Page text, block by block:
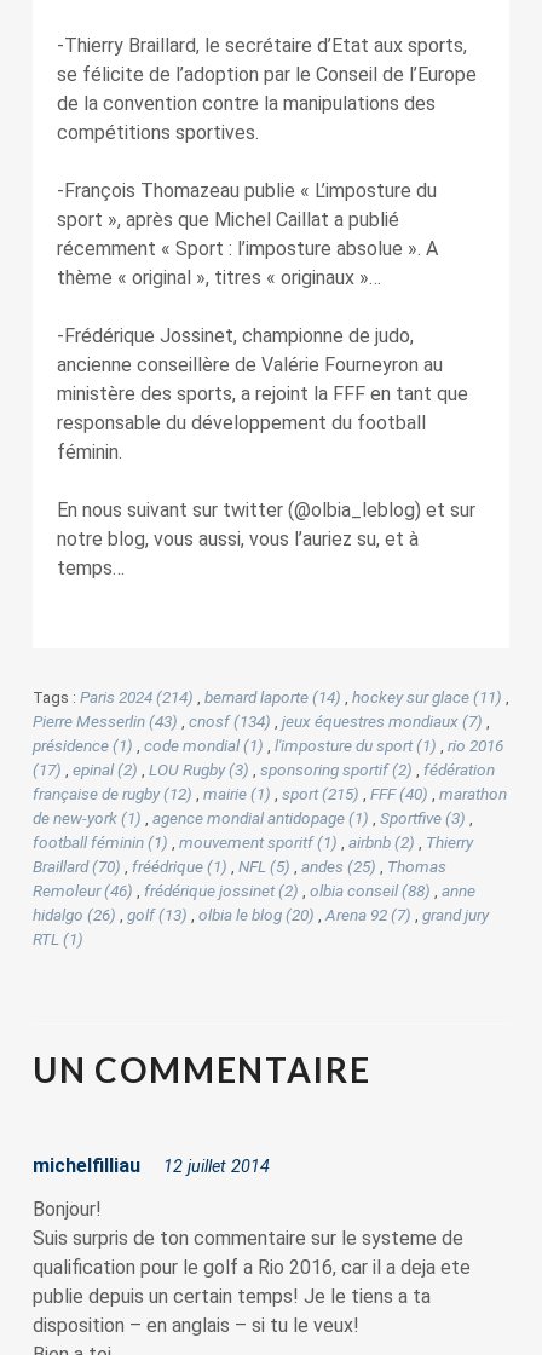
-Thierry Braillard, le secrétaire d’Etat aux sports,
se félicite de l’adoption par le Conseil de l’Europe
de la convention contre la manipulations des
compétitions sportives.
-François Thomazeau publie « L’imposture du
sport », après que Michel Caillat a publié
récemment « Sport : l’imposture absolue ». A
thème « original », titres « originaux »…
-Frédérique Jossinet, championne de judo,
ancienne conseillère de Valérie Fourneyron au
ministère des sports, a rejoint la FFF en tant que
responsable du développement du football
féminin.
En nous suivant sur twitter (@olbia_leblog) et sur
notre blog, vous aussi, vous l’auriez su, et à
temps…
Tags : Paris 2024 (214) bernard laporte (14) hockey sur glace (11)
Pierre Messerlin (43)
cnosf (134) jeux équestres mondiaux (7)
présidence (1)
code mondial (1) l'imposture du sport (1)
rio 2016
(17)
epinal (2) LOU Rugby (3) sponsoring sportif (2)
fédération
française de rugby (12)
mairie (1) sport (215) FFF (40)
marathon
de new-york (1)
agence mondial antidopage (1) Sportfive (3)
football féminin (1)
mouvement sporitf (1) airbnb (2)
Thierry
Braillard (70)
fréédrique (1) NFL (5) andes (25)
Thomas
Remoleur (46)
frédérique jossinet (2) olbia conseil (88)
anne
hidalgo (26)
golf (13) olbia le blog (20) Arena 92 (7)
grand jury
RTL (1)
UN COMMENTAIRE
michelfilliau 12 juillet 2014
Bonjour!
Suis surpris de ton commentaire sur le systeme de
qualification pour le golf a Rio 2016, car il a deja ete
publie depuis un certain temps! Je le tiens a ta
disposition – en anglais – si tu le veux!